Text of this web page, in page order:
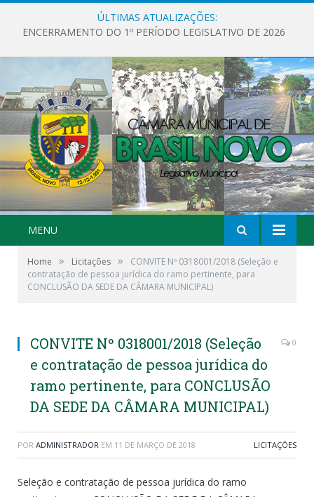
ÚLTIMAS ATUALIZAÇÕES:
ENCERRAMENTO DO 1º PERÍODO LEGISLATIVO DE 2026
MENU
Home » Licitações »
CONVITE Nº 0318001/2018 (Seleção e
contratação de pessoa jurídica do ramo pertinente, para
CONCLUSÃO DA SEDE DA CÂMARA MUNICIPAL)
CONVITE Nº 0318001/2018 (Seleção
e contratação de pessoa jurídica do
ramo pertinente, para CONCLUSÃO
DA SEDE DA CÂMARA MUNICIPAL)
0
POR ADMINISTRADOR EM 11 DE MARÇO DE 2018 LICITAÇÕES
Seleção e contratação de pessoa jurídica do ramo